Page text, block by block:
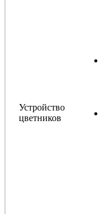
Устройство
цветников